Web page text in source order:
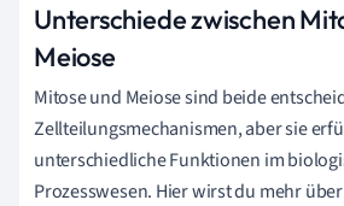
Unterschiede zwischen
Meiose
Mitose und Meiose sind beide
Zellteilungsmechanismen, aber sie
unterschiedliche Funktionen im
Prozesswesen. Hier wirst du mehr